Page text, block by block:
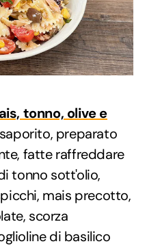
tonno, olive e
preparato
fatte raffreddare
tonno sott'olio,
mais precotto,
scorza
di basilico